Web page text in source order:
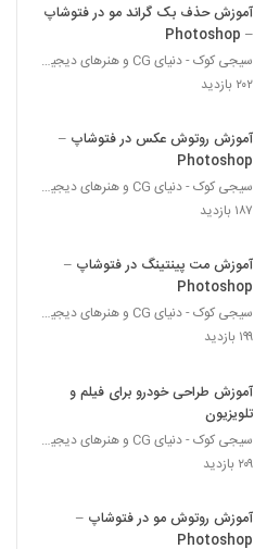
آموزش حذف بک گراند مو در فتوشاپ
– Photoshop
سیجی کوک - دنیای CG و هنرهای دیجیتال
۲۰۲ بازدید
آموزش روتوش عکس در فتوشاپ –
Photoshop
سیجی کوک - دنیای CG و هنرهای دیجیتال
۱۸۷ بازدید
آموزش مت پینتینگ در فتوشاپ –
Photoshop
سیجی کوک - دنیای CG و هنرهای دیجیتال
۱۹۹ بازدید
آموزش طراحی خودرو برای فیلم و
تلویزیون
سیجی کوک - دنیای CG و هنرهای دیجیتال
۲۰۹ بازدید
آموزش روتوش مو در فتوشاپ –
Photoshop